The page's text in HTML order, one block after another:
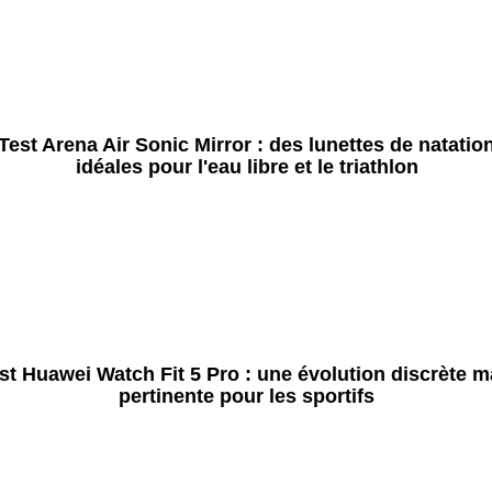
Arena Air Sonic Mirror : des lunettes de
idéales pour l'eau libre et le triathlon
Huawei Watch Fit 5 Pro : une évolution discrète
pertinente pour les sportifs